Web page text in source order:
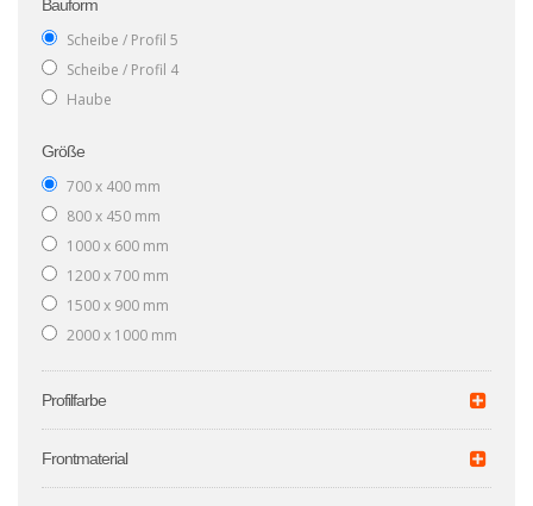
Bauform
Scheibe / Profil 5
Scheibe / Profil 4
Haube
Größe
700 x 400 mm
800 x 450 mm
1000 x 600 mm
1200 x 700 mm
1500 x 900 mm
2000 x 1000 mm
Profilfarbe
Frontmaterial